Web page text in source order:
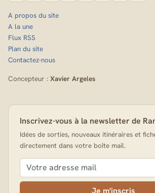
A propos du site
A la une
Flux RSS
Plan du site
Contactez-nous
Concepteur : Xavier Argeles
Inscrivez-vous à la newsletter de
Idées de sorties, nouveaux itinéraires et
directement dans votre boîte mail.
Je m'inscris